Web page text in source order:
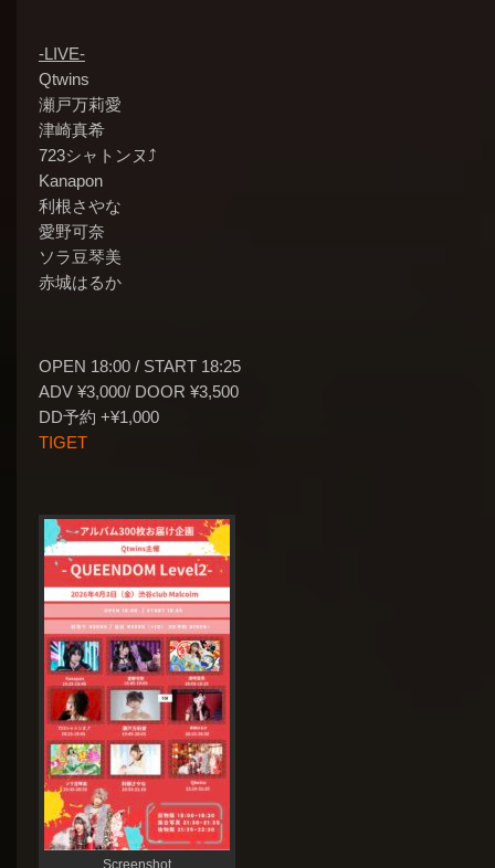
-LIVE-
Qtwins
瀬戸万莉愛
津崎真希
723シャトンヌ⤴︎
Kanapon
利根さやな
愛野可奈
ソラ豆琴美
赤城はるか
OPEN 18:00 / START 18:25
ADV ¥3,000/ DOOR ¥3,500
DD予約 +¥1,000
TIGET
Screenshot